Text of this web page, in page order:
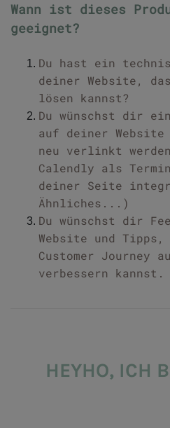
Wann ist dieses
geeignet?
Du hast ein
deiner Website,
lösen kannst?
Du wünschst dir
auf deiner
neu verlinkt
Calendly als
deiner Seite
Ähnliches...)
Du wünschst dir
Website und
Customer Journey
verbessern kannst.
HEYHO, ICH